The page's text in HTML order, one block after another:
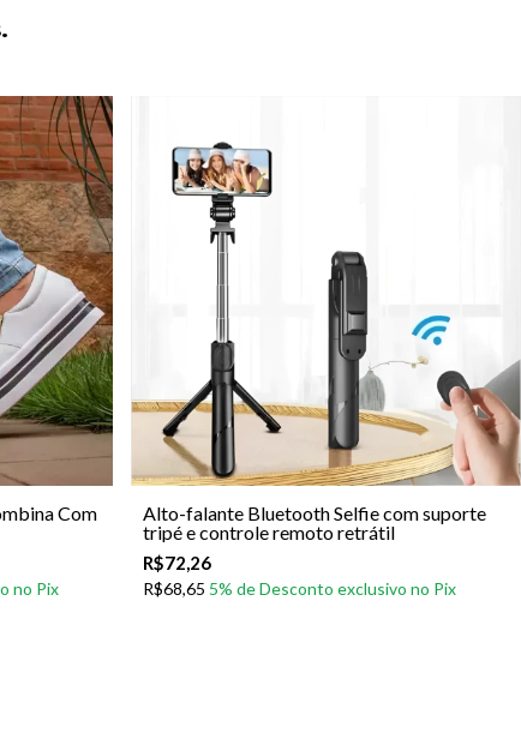
Com
Alto-falante Bluetooth Selfie com suporte
tripé e controle remoto retrátil
R$72,26
R$68,65